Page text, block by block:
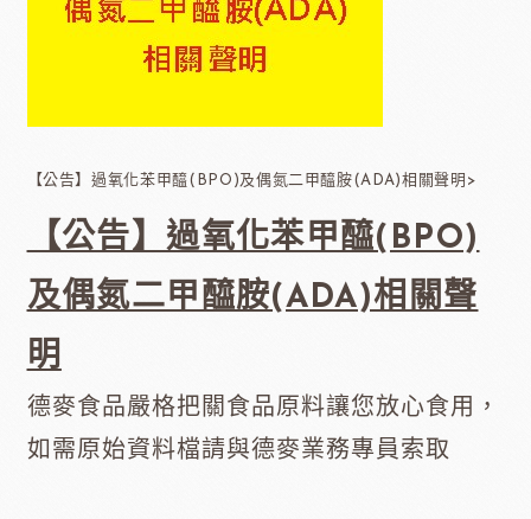
【公告】過氧化苯甲醯(BPO)及偶氮二甲醯胺(ADA)相關聲明>
【公告】過氧化苯甲醯(BPO)
及偶氮二甲醯胺(ADA)相關聲
明
德麥食品嚴格把關食品原料讓您放心食用，
如需原始資料檔請與德麥業務專員索取